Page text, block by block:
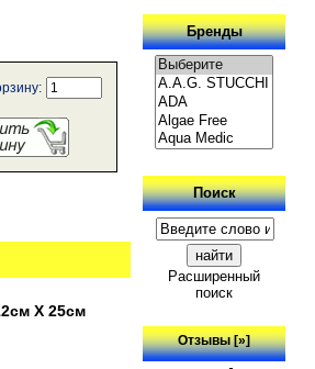
Х 25см
Бренды
Поиск
Расширенный
поиск
Отзывы [»]